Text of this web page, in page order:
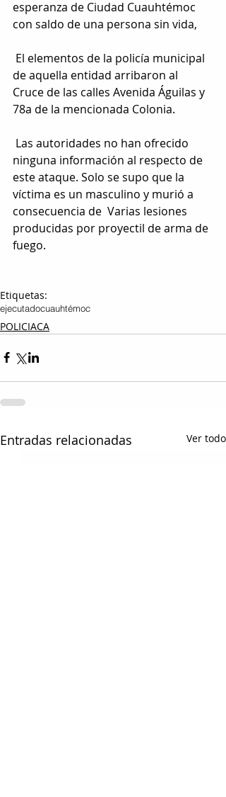
esperanza de Ciudad Cuauhtémoc
con saldo de una persona sin vida,
de aquella entidad arribaron al
Cruce de las calles Avenida Águilas y
78a de la mencionada Colonia.
ninguna información al respecto de
este ataque. Solo se supo que la
víctima es un masculino y murió a
consecuencia de  Varias lesiones
producidas por proyectil de arma de
fuego.
Etiquetas:
ejecutadocuauhtémoc
POLICIACA
Entradas relacionadas Ver todo